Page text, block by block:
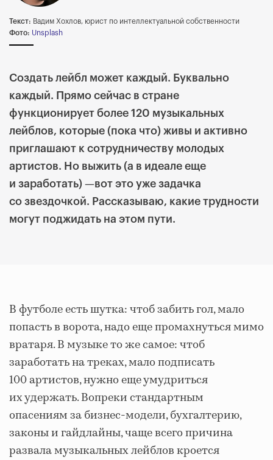
Текст: Вадим Хохлов, юрист по интеллектуальной собственности
Фото: Unsplash
Создать лейбл может каждый. Буквально
каждый. Прямо сейчас в стране
функционирует более 120 музыкальных
лейблов, которые (пока что) живы и активно
приглашают к сотрудничеству молодых
артистов. Но выжить (а в идеале еще
и заработать) —вот это уже задачка
со звездочкой. Рассказываю, какие трудности
могут поджидать на этом пути.
В футболе есть шутка: чтоб забить гол, мало
попасть в ворота, надо еще промахнуться мимо
вратаря. В музыке то же самое: чтоб
заработать на треках, мало подписать
100 артистов, нужно еще умудриться
их удержать. Вопреки стандартным
опасениям за бизнес-модели, бухгалтерию,
законы и гайдлайны, чаще всего причина
развала музыкальных лейблов кроется